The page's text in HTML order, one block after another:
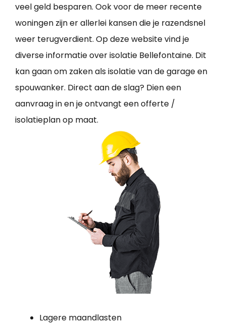
veel geld besparen. Ook voor de meer recente
woningen zijn er allerlei kansen die je razendsnel
weer terugverdient. Op deze website vind je
diverse informatie over isolatie Bellefontaine. Dit
kan gaan om zaken als isolatie van de garage en
spouwanker. Direct aan de slag? Dien een
aanvraag in en je ontvangt een offerte /
isolatieplan op maat.
Lagere maandlasten